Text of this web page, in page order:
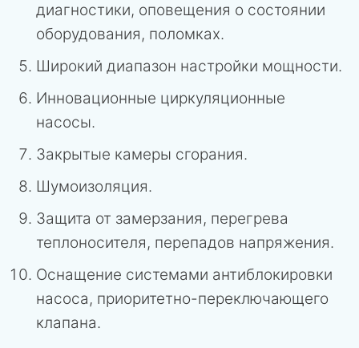
диагностики, оповещения о состоянии
оборудования, поломках.
Широкий диапазон настройки мощности.
Инновационные циркуляционные
насосы.
Закрытые камеры сгорания.
Шумоизоляция.
Защита от замерзания, перегрева
теплоносителя, перепадов напряжения.
Оснащение системами антиблокировки
насоса, приоритетно-переключающего
клапана.